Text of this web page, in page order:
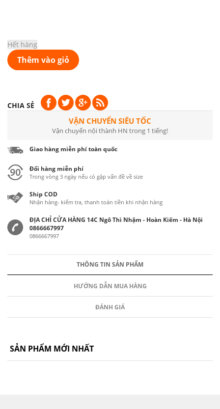
Hết hàng
Thêm vào giỏ
CHIA SẺ
VẬN CHUYỂN SIÊU TỐC
Vận chuyển nội thành HN trong 1 tiếng!
Giao hàng miễn phí toàn quốc
Đổi hàng miễn phí
Trong vòng 3 ngày nếu có gặp vấn đề về size
Ship COD
Nhận hàng- kiểm tra, thanh toán tiền khi nhận hàng
ĐỊA CHỈ CỬA HÀNG 14C Ngô Thì Nhậm - Hoàn Kiếm - Hà Nội
0866667997
0866667997
THÔNG TIN SẢN PHẨM
HƯỚNG DẪN MUA HÀNG
ĐÁNH GIÁ
SẢN PHẨM MỚI NHẤT